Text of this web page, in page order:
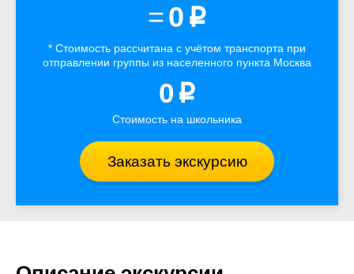
=0 p
* Стоимость рассчитана с учётом транспорта при
отправлении группы из населенного пункта Москва
0 p
Стоимость на школьника
Заказать экскурсию